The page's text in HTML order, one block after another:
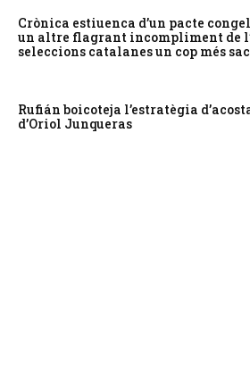
Crònica estiuenca d’un pacte
un altre flagrant incompliment de
seleccions catalanes un cop més
Rufián boicoteja l’estratègia
d’Oriol Junqueras